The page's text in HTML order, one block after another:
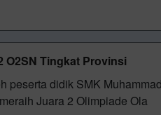
O2SN Tingkat Provinsi
peserta didik SMK
Juara 2 Olimpiade Ola